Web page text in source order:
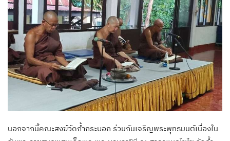
นอกจากนี้คณะสงฆ์วัดถ้ำกระบอก ร่วมกันเจริญพระพุทธมนต์เนื่องใน